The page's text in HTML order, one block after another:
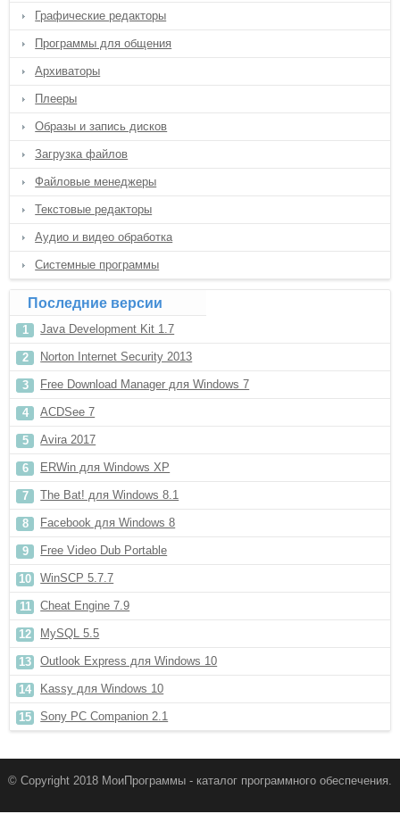
Графические редакторы
Программы для общения
Архиваторы
Плееры
Образы и запись дисков
Загрузка файлов
Файловые менеджеры
Текстовые редакторы
Аудио и видео обработка
Системные программы
Последние версии
Java Development Kit 1.7
Norton Internet Security 2013
Free Download Manager для Windows 7
ACDSee 7
Avira 2017
ERWin для Windows XP
The Bat! для Windows 8.1
Facebook для Windows 8
Free Video Dub Portable
WinSCP 5.7.7
Cheat Engine 7.9
MySQL 5.5
Outlook Express для Windows 10
Kassy для Windows 10
Sony PC Companion 2.1
© Copyright 2018 МоиПрограммы - каталог программного обеспечения.